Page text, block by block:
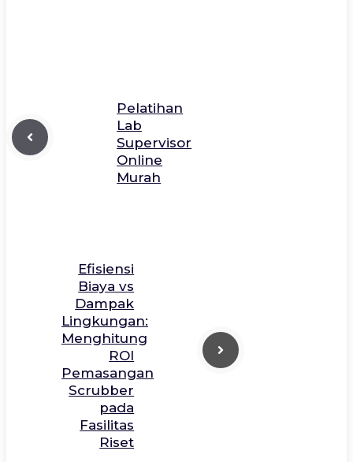
Pelatihan
Lab
Supervisor
Online
Murah
Efisiensi
Biaya vs
Dampak
Lingkungan:
Menghitung
ROI
Pemasangan
Scrubber
pada
Fasilitas
Riset